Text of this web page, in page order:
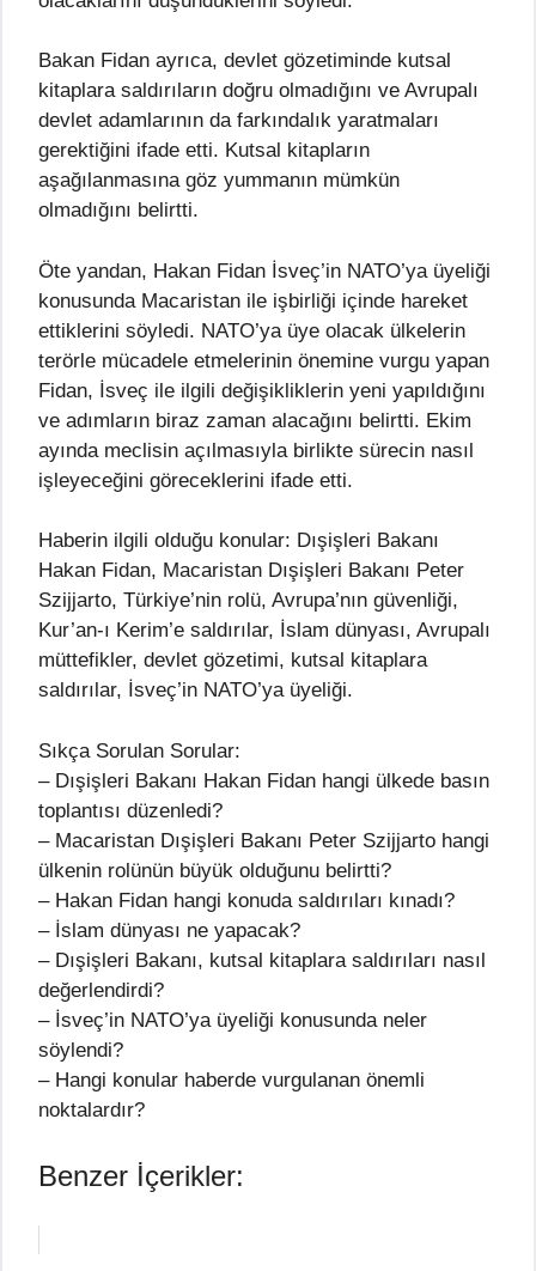
Bakan Fidan ayrıca, devlet gözetiminde kutsal
kitaplara saldırıların doğru olmadığını ve Avrupalı
devlet adamlarının da farkındalık yaratmaları
gerektiğini ifade etti. Kutsal kitapların
aşağılanmasına göz yummanın mümkün
olmadığını belirtti.
Öte yandan, Hakan Fidan İsveç’in NATO’ya üyeliği
konusunda Macaristan ile işbirliği içinde hareket
ettiklerini söyledi. NATO’ya üye olacak ülkelerin
terörle mücadele etmelerinin önemine vurgu yapan
Fidan, İsveç ile ilgili değişikliklerin yeni yapıldığını
ve adımların biraz zaman alacağını belirtti. Ekim
ayında meclisin açılmasıyla birlikte sürecin nasıl
işleyeceğini göreceklerini ifade etti.
Haberin ilgili olduğu konular: Dışişleri Bakanı
Hakan Fidan, Macaristan Dışişleri Bakanı Peter
Szijjarto, Türkiye’nin rolü, Avrupa’nın güvenliği,
Kur’an-ı Kerim’e saldırılar, İslam dünyası, Avrupalı
müttefikler, devlet gözetimi, kutsal kitaplara
saldırılar, İsveç’in NATO’ya üyeliği.
Sıkça Sorulan Sorular:
– Dışişleri Bakanı Hakan Fidan hangi ülkede basın
toplantısı düzenledi?
– Macaristan Dışişleri Bakanı Peter Szijjarto hangi
ülkenin rolünün büyük olduğunu belirtti?
– Hakan Fidan hangi konuda saldırıları kınadı?
– İslam dünyası ne yapacak?
– Dışişleri Bakanı, kutsal kitaplara saldırıları nasıl
değerlendirdi?
– İsveç’in NATO’ya üyeliği konusunda neler
söylendi?
– Hangi konular haberde vurgulanan önemli
noktalardır?
Benzer İçerikler: